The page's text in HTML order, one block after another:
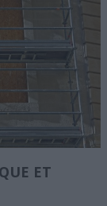
ET